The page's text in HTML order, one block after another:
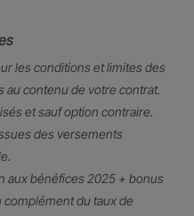
les conditions et limites des
contenu de votre contrat.
et sauf option contraire.
des versements
aux bénéfices 2025 + bonus
complément du taux de